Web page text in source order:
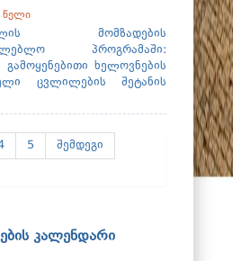
წელი
მომზადების
პროგრამაში:
გამოყენებითი ხელოვნების
ცვლილების შეტანის
5 შემდეგი
კალენდარი